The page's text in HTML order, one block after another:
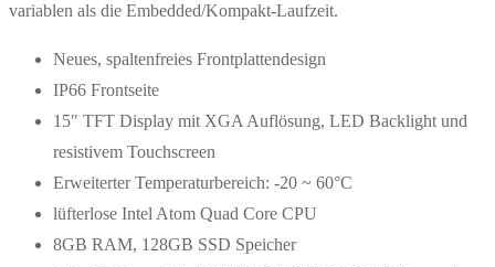
variablen als die Embedded/Kompakt-Laufzeit.
Neues, spaltenfreies Frontplattendesign
IP66 Frontseite
15″ TFT Display mit XGA Auflösung, LED Backlight und
resistivem Touchscreen
Erweiterter Temperaturbereich: -20 ~ 60°C
lüfterlose Intel Atom Quad Core CPU
8GB RAM, 128GB SSD Speicher